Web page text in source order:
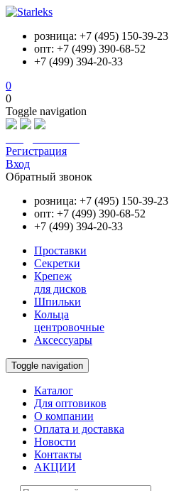
розница: +7 (495) 150-39-23
опт: +7 (499) 390-68-52
+7 (499) 394-20-33
0
0
Toggle navigation
Регистрация
Вход
Обратный звонок
розница: +7 (495) 150-39-23
опт: +7 (499) 390-68-52
+7 (499) 394-20-33
Проставки
Секретки
Крепеж
для дисков
Шпильки
Кольца
центровочные
Аксессуары
Toggle navigation
Каталог
Для оптовиков
О компании
Оплата и доставка
Новости
Контакты
АКЦИИ